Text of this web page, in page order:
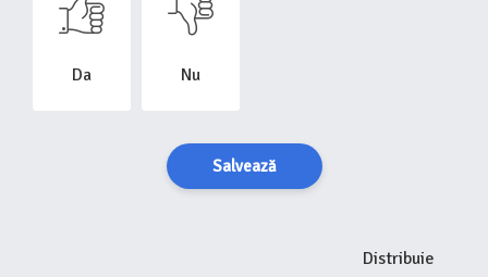
Da Nu
Salvează
Distribuie